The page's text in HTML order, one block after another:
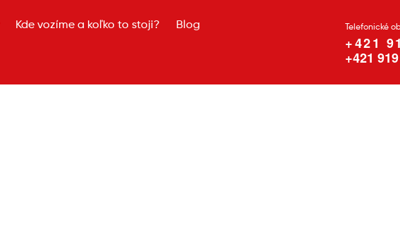
Kde vozíme a koľko to stoji? Blog Telefonické
+421
+421